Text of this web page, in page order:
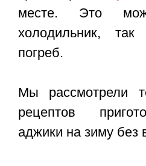
месте. Это
холодильник,
погреб.
Мы рассмотрели
рецептов
аджики на зиму без